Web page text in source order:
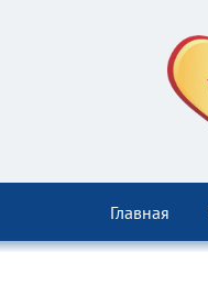
Главная